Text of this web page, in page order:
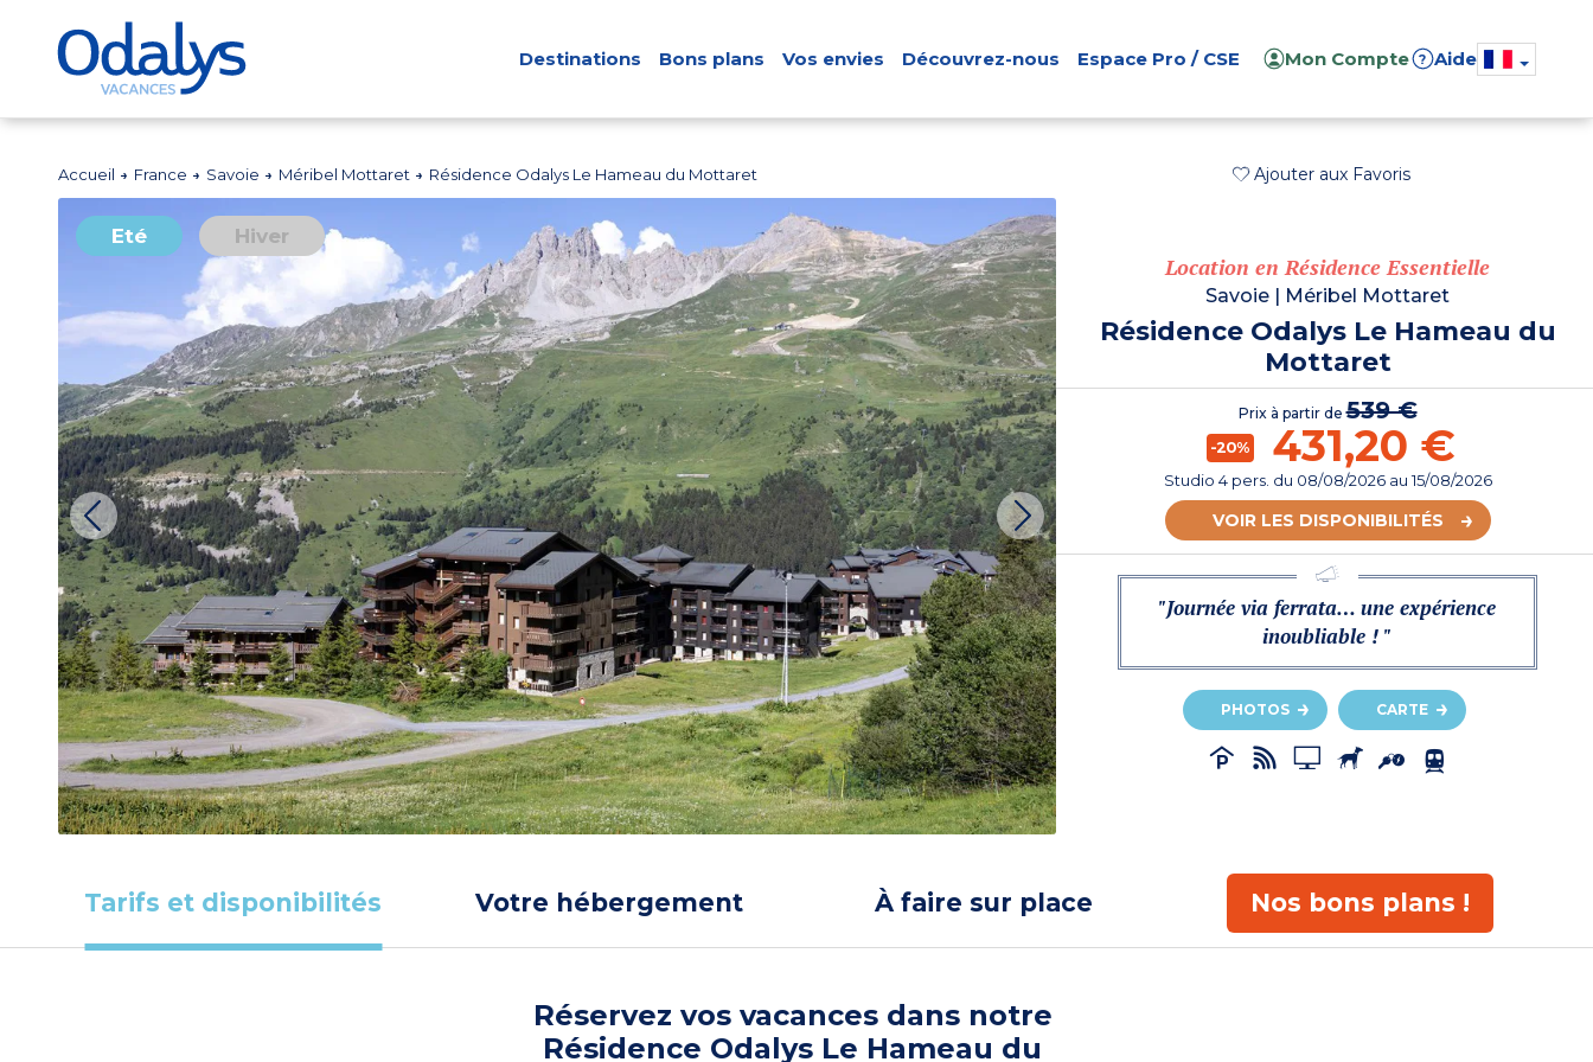
Destinations Bons plans Vos envies Découvrez-nous Espace Pro / CSE Mon Compte ? Aide
Accueil France Savoie Méribel Mottaret Résidence Odalys Le Hameau du Mottaret Ajouter aux Favoris
Eté Hiver
Location en Résidence Essentielle
Savoie Méribel Mottaret
Résidence Odalys Le Hameau du
Mottaret
Prix à partir de539 €
-20% 431,20 €
Studio 4 pers. du 08/08/2026au 15/08/2026
VOIR LES DISPONIBILITÉS
"Journée via ferrata… une expérience
inoubliable ! "
PHOTOS CARTE
Tarifs et disponibilités Votre hébergement À faire sur place Nos bons plans !
Réservez vos vacances dans notre
Résidence Odalys Le Hameau du